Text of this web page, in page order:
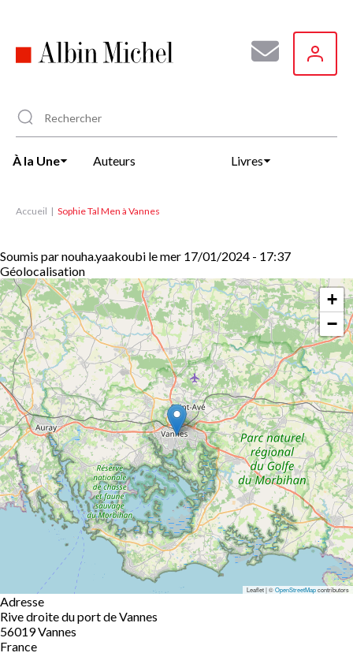
principal
À la Une Auteurs Livres
Accueil Sophie Tal Men à Vannes
Soumis parnouha.yaakoubi lemer 17/01/2024 - 17:37
Géolocalisation
+
−
Leaflet | ©OpenStreetMapcontributors
Adresse
Rive droite du port de Vannes
56019Vannes
France